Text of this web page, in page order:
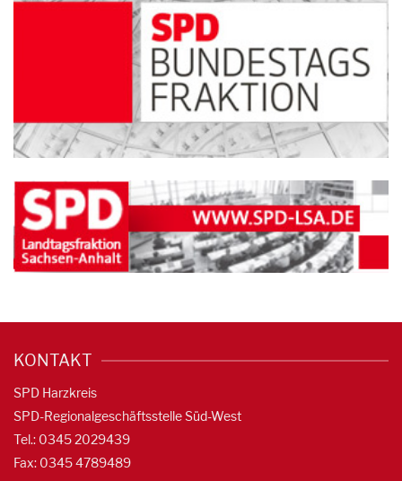
KONTAKT
SPD Harzkreis
SPD-Regionalgeschäftsstelle Süd-West
Tel.: 0345 2029439
Fax: 0345 4789489